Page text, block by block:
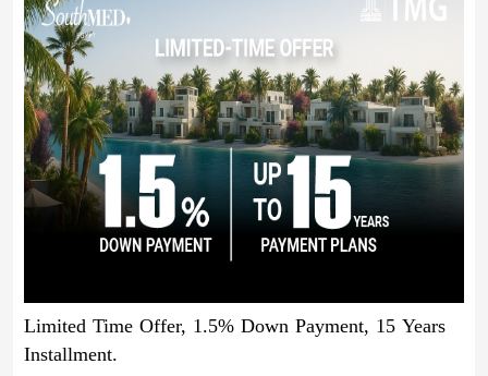
Limited Time Offer, 1.5% Down Payment, 15 Years
Installment.